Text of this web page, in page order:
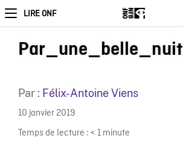
LIRE ONF
Par_une_belle_nuit
Par : Félix-Antoine Viens
10 janvier 2019
Temps de lecture : < 1 minute